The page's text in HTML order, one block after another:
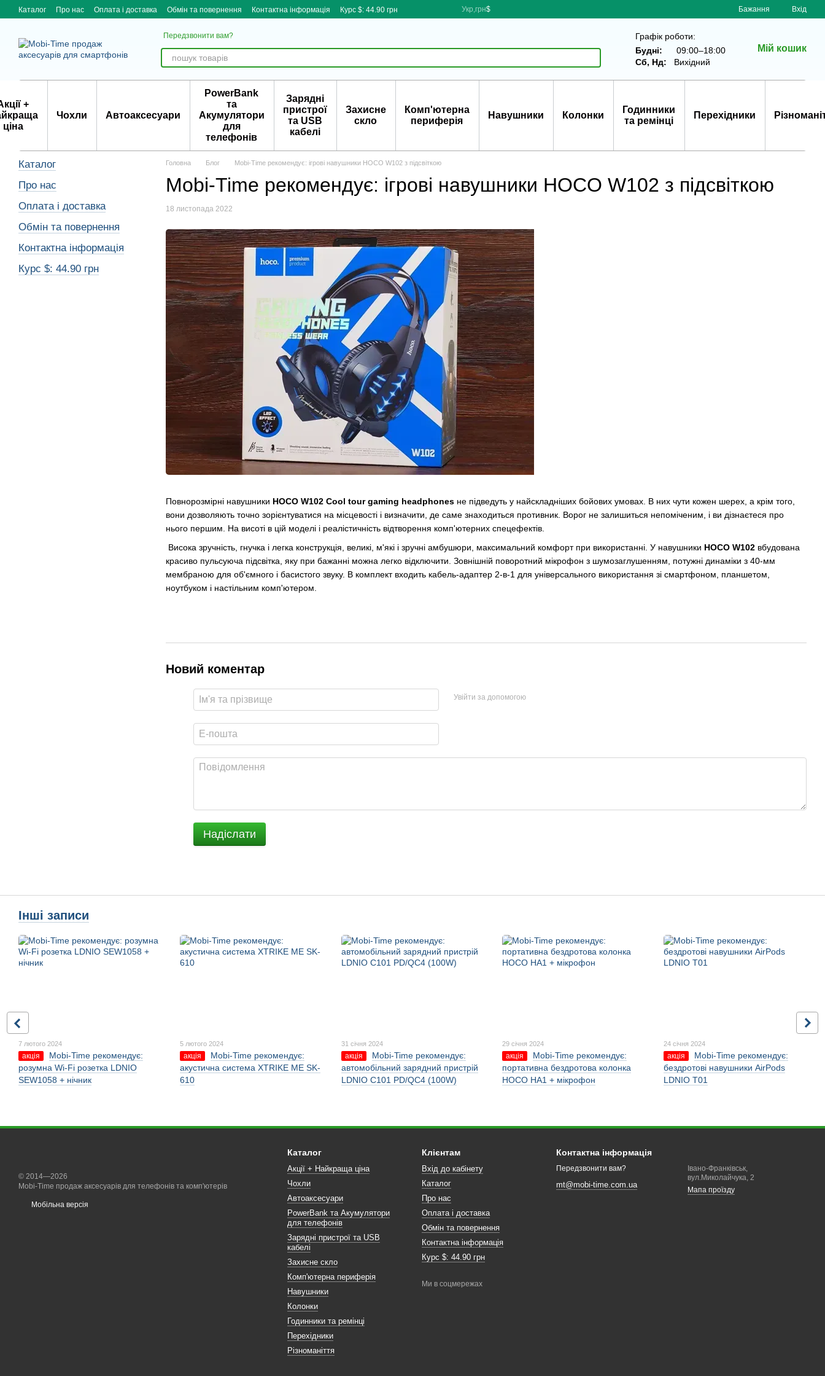
Skip to main content
Каталог Про нас Оплата і доставка Обмін та повернення Контактна інформація Курс $: 44.90 грн Укр,грн$ Бажання Вхід
Передзвонити вам?
Графік роботи:
Будні:
09:00–18:00
Сб, Нд:
Вихідний
Мій кошик
+
ціна
Чохли Автоаксесуари
PowerBank
та
Акумулятори
для
телефонів
Зарядні
пристрої
та USB
кабелі
Захисне
скло
Комп'ютерна
периферія
Навушники Колонки
Годинники
та ремінці
Перехідники
Головна Блог Mobi-Time рекомендує: ігрові навушники HOCO W102 з підсвіткою
Mobi-Time рекомендує: ігрові навушники HOCO W102 з підсвіткою
18 листопада 2022
Повнорозмірні навушники HOCO W102 Cool tour gaming headphones не підведуть у найскладніших бойових умовах. В них чути кожен шерех, а крім того,
вони дозволяють точно зорієнтуватися на місцевості і визначити, де саме знаходиться противник. Ворог не залишиться непоміченим, і ви дізнаєтеся про
нього першим. На висоті в цій моделі і реалістичність відтворення комп'ютерних спецефектів.
Висока зручність, гнучка і легка конструкція, великі, м'які і зручні амбушюри, максимальний комфорт при використанні. У навушники HOCO W102 вбудована
красиво пульсуюча підсвітка, яку при бажанні можна легко відключити. Зовнішній поворотний мікрофон з шумозаглушенням, потужні динаміки з 40-мм
мембраною для об'ємного і басистого звуку. В комплект входить кабель-адаптер 2-в-1 для універсального використання зі смартфоном, планшетом,
ноутбуком і настільним комп'ютером.
Новий коментар
Увійти за допомогою
Надіслати
Каталог
Про нас
Оплата і доставка
Обмін та повернення
Контактна інформація
Курс $: 44.90 грн
Інші записи
7 лютого 2024
акція
Mobi-Time рекомендує:
розумна Wi-Fi розетка LDNIO
SEW1058 + нічник
5 лютого 2024
акція
Mobi-Time рекомендує:
акустична система XTRIKE ME SK-
610
31 січня 2024
акція
Mobi-Time рекомендує:
автомобільний зарядний пристрій
LDNIO C101 PD/QC4 (100W)
29 січня 2024
акція
Mobi-Time рекомендує:
портативна бездротова колонка
HOCO HA1 + мікрофон
24 січня 2024
акція
Mobi-Time рекомендує:
бездротові навушники AirPods
LDNIO T01
© 2014—2026
Mobi-Time продаж аксесуарів для телефонів та комп'ютерів
Мобільна версія
Каталог
Акції + Найкраща ціна
Чохли
Автоаксесуари
PowerBank та Акумулятори
для телефонів
Зарядні пристрої та USB
кабелі
Захисне скло
Комп'ютерна периферія
Навушники
Колонки
Годинники та ремінці
Перехідники
Різноманіття
Клієнтам
Вхід до кабінету
Каталог
Про нас
Оплата і доставка
Обмін та повернення
Контактна інформація
Курс $: 44.90 грн
Ми в соцмережах
Контактна інформація
Передзвонити вам?
mt@mobi-time.com.ua
Івано-Франківськ,
вул.Миколайчука, 2
Мапа проїзду